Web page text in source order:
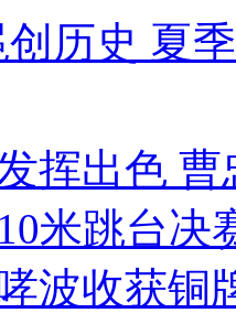
历史 夏
挥出色
米跳台决
波收获铜